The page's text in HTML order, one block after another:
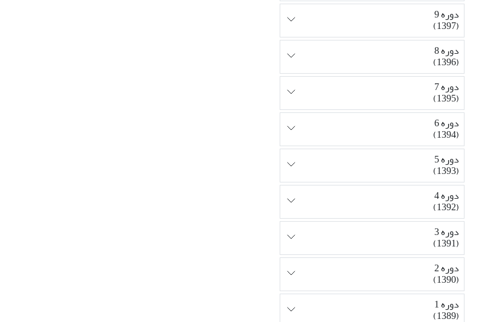
دوره 9
(1397)
دوره 8
(1396)
دوره 7
(1395)
دوره 6
(1394)
دوره 5
(1393)
دوره 4
(1392)
دوره 3
(1391)
دوره 2
(1390)
دوره 1
(1389)